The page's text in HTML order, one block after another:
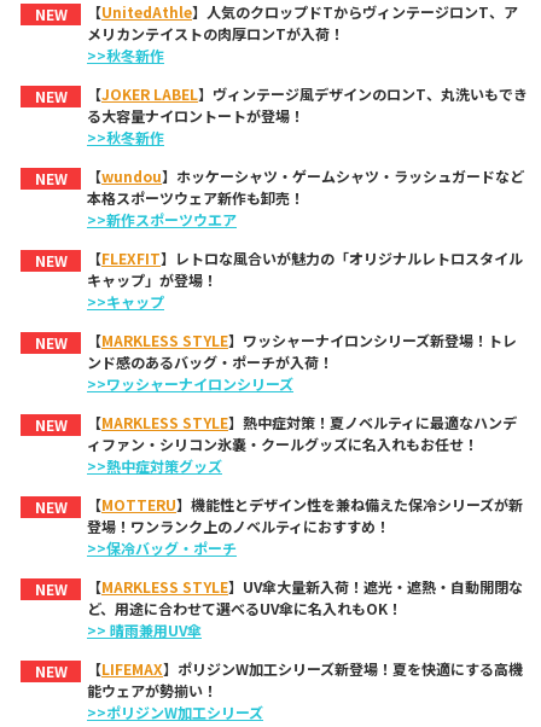
NEW
【UnitedAthle】人気のクロップドTからヴィンテージロンT、ア
メリカンテイストの肉厚ロンTが入荷！
>>秋冬新作
NEW
【JOKER LABEL】ヴィンテージ風デザインのロンT、丸洗いもでき
る大容量ナイロントートが登場！
>>秋冬新作
NEW
【wundou】ホッケーシャツ・ゲームシャツ・ラッシュガードなど
本格スポーツウェア新作も卸売！
>>新作スポーツウエア
NEW
【FLEXFIT】レトロな風合いが魅力の「オリジナルレトロスタイル
キャップ」が登場！
>>キャップ
NEW
【MARKLESS STYLE】ワッシャーナイロンシリーズ新登場！トレ
ンド感のあるバッグ・ポーチが入荷！
>>ワッシャーナイロンシリーズ
NEW
【MARKLESS STYLE】熱中症対策！夏ノベルティに最適なハンデ
ィファン・シリコン氷嚢・クールグッズに名入れもお任せ！
>>熱中症対策グッズ
NEW
【MOTTERU】機能性とデザイン性を兼ね備えた保冷シリーズが新
登場！ワンランク上のノベルティにおすすめ！
>>保冷バッグ・ポーチ
NEW
【MARKLESS STYLE】UV傘大量新入荷！遮光・遮熱・自動開閉な
ど、用途に合わせて選べるUV傘に名入れもOK！
>> 晴雨兼用UV傘
NEW
【LIFEMAX】ポリジンW加工シリーズ新登場！夏を快適にする高機
能ウェアが勢揃い！
>>ポリジンW加工シリーズ